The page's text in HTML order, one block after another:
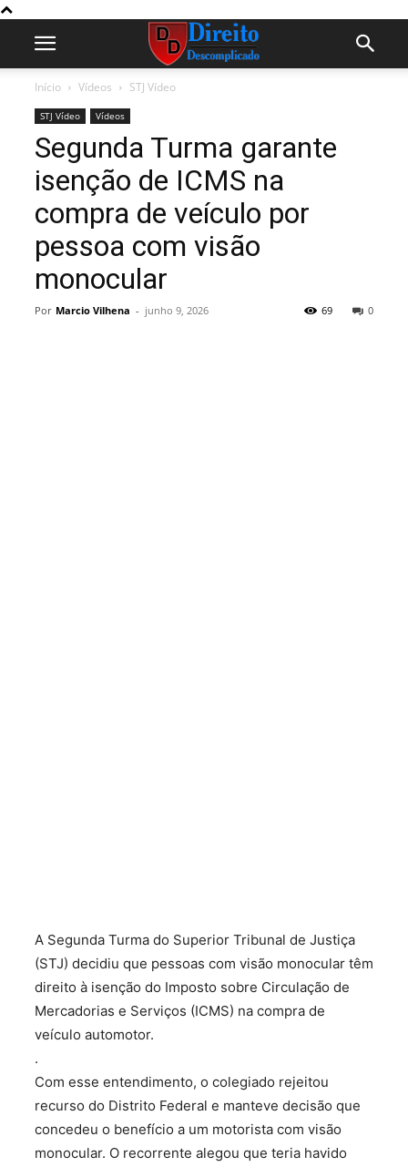
Início Vídeos STJ Vídeo
STJ Vídeo Vídeos
Segunda Turma garante
isenção de ICMS na
compra de veículo por
pessoa com visão
monocular
Por Marcio Vilhena - junho 9, 2026 0
69
​A Segunda Turma do Superior Tribunal de Justiça
(STJ) decidiu que pessoas com visão monocular têm
direito à isenção do Imposto sobre Circulação de
Mercadorias e Serviços (ICMS) na compra de
veículo automotor.
.
Com esse entendimento, o colegiado rejeitou
recurso do Distrito Federal e manteve decisão que
concedeu o benefício a um motorista com visão
monocular. O recorrente alegou que teria havido